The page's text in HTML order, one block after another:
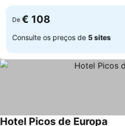
De € 108
Consulte os preços de 5 sites
Hotel Picos de Europa